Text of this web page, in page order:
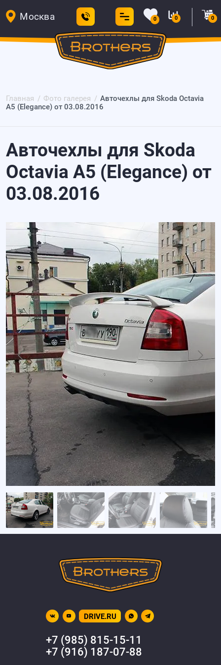
Москва 0 0 0
Главная Фото галерея
Авточехлы для Skoda Octavia
A5 (Elegance) от 03.08.2016
Авточехлы для Skoda
Octavia A5 (Elegance) от
03.08.2016
DRIVE.RU
+7 (985) 815-15-11
+7 (916) 187-07-88